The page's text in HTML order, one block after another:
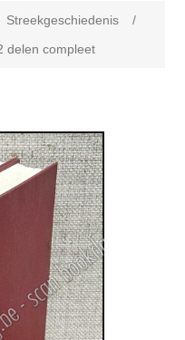
Streekgeschiedenis
/
delen compleet